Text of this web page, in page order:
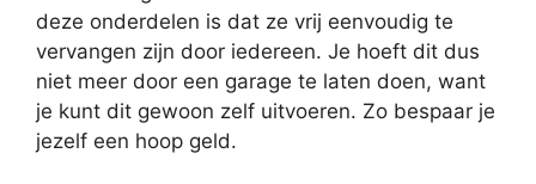
deze onderdelen is dat ze vrij eenvoudig te
vervangen zijn door iedereen. Je hoeft dit dus
niet meer door een garage te laten doen, want
je kunt dit gewoon zelf uitvoeren. Zo bespaar je
jezelf een hoop geld.